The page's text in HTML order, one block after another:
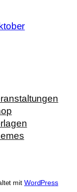
mit WordPress